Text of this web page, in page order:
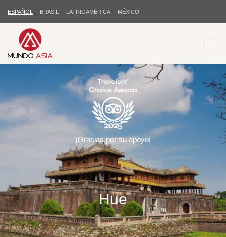
ESPAÑOL BRASIL LATINOAMÉRICA MÉXICO
Hue
¡Gracias por su apoyo!